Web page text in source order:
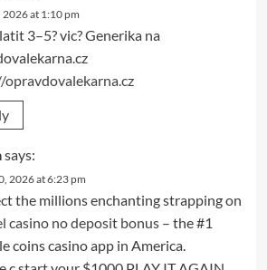
2026 at 1:10 pm
3–5? vic? Generika na
says:
2026 at 6:23 pm
the millions enchanting strapping on
casino no deposit bonus– the #1
coins casino app in America.